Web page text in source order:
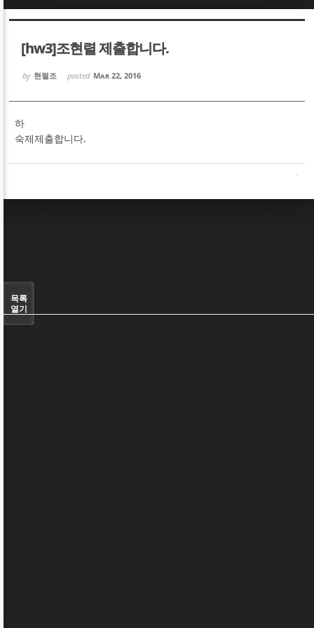
[hw3]조현렬 제출합니다.
by 현렬조 posted Mar 22, 2016
하
숙제제출합니다.
목록
열기
Sketchbook5, 스케치북5
Sketchbook5, 스케치북5
Sketchbook5, 스케치북5
Sketchbook5, 스케치북5